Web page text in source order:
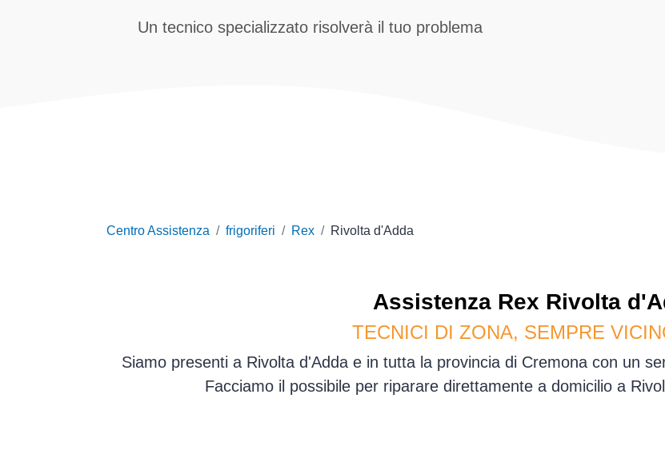
Un tecnico specializzato risolverà il tuo problema
Centro Assistenza frigoriferi Rex Rivolta d'Adda
Assistenza Rex Rivolta
TECNICI DI ZONA, SEMPRE
Siamo presenti a Rivolta d'Adda e in tutta la provincia di Cremona con un
Facciamo il possibile per riparare direttamente a domicilio a